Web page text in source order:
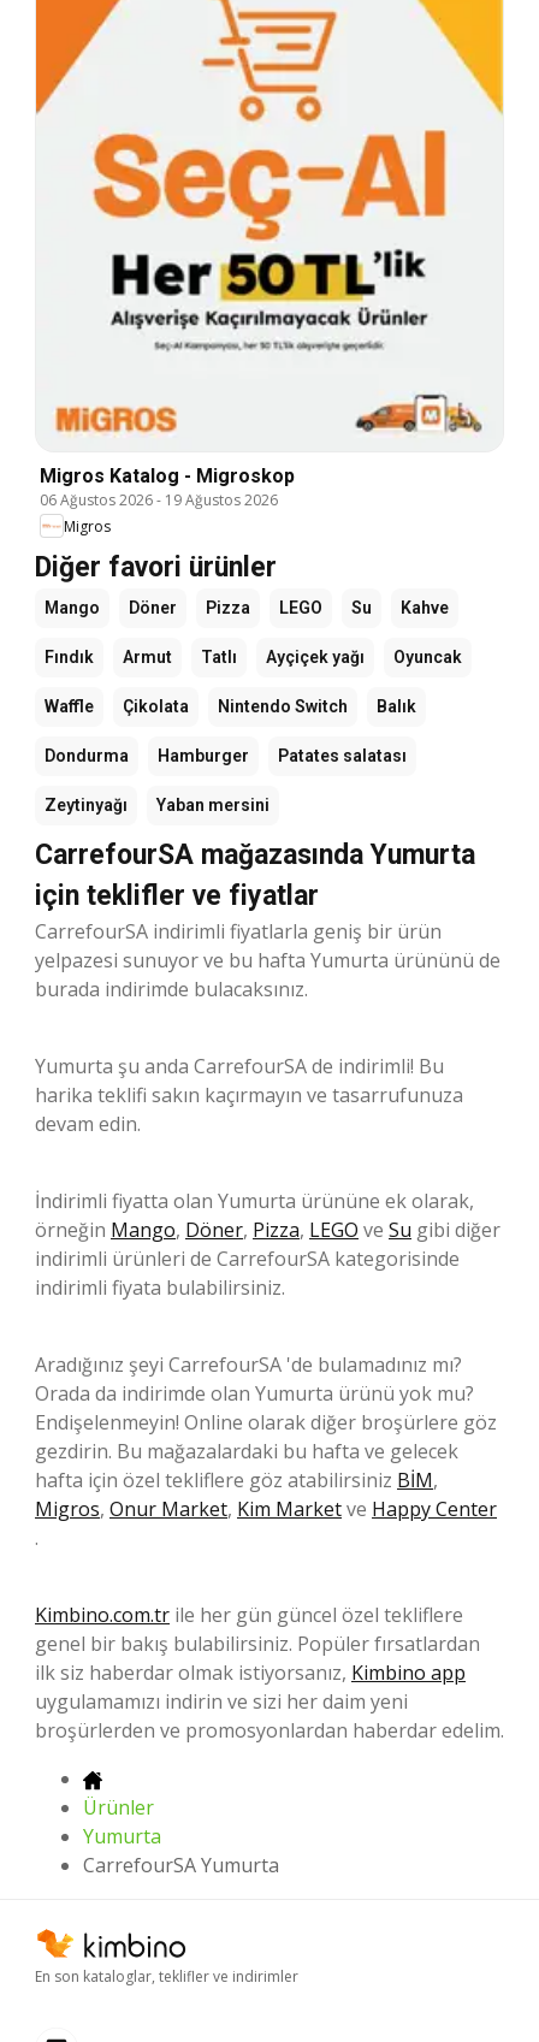
Migros Katalog - Migroskop
06 Ağustos 2026- 19 Ağustos 2026
Migros
Diğer favori ürünler
Mango Döner Pizza LEGO Su Kahve
Fındık Armut Tatlı Ayçiçek yağı Oyuncak
Waffle Çikolata Nintendo Switch Balık
Dondurma Hamburger Patates salatası
Zeytinyağı Yaban mersini
CarrefourSA mağazasında Yumurta
için teklifler ve fiyatlar
CarrefourSA indirimli fiyatlarla geniş bir ürün
yelpazesi sunuyor ve bu hafta Yumurta ürününü de
burada indirimde bulacaksınız.
Yumurta şu anda CarrefourSA de indirimli! Bu
harika teklifi sakın kaçırmayın ve tasarrufunuza
devam edin.
İndirimli fiyatta olan Yumurta ürününe ek olarak,
örneğin Mango, Döner, Pizza, LEGO ve Su gibi diğer
indirimli ürünleri de CarrefourSA kategorisinde
indirimli fiyata bulabilirsiniz.
Aradığınız şeyi CarrefourSA 'de bulamadınız mı?
Orada da indirimde olan Yumurta ürünü yok mu?
Endişelenmeyin! Online olarak diğer broşürlere göz
gezdirin. Bu mağazalardaki bu hafta ve gelecek
hafta için özel tekliflere göz atabilirsiniz BİM,
Migros, Onur Market, Kim Marketve Happy Center
.
Kimbino.com.tr ile her gün güncel özel tekliflere
genel bir bakış bulabilirsiniz. Popüler fırsatlardan
ilk siz haberdar olmak istiyorsanız, Kimbino app
uygulamamızı indirin ve sizi her daim yeni
broşürlerden ve promosyonlardan haberdar edelim.
Ürünler
Yumurta
CarrefourSA Yumurta
En son kataloglar, teklifler ve indirimler